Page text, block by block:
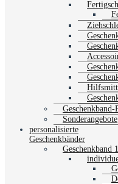
Geschenkband-
Sonderangebote
personalisierte
Geschenkbänder
Geschenkband